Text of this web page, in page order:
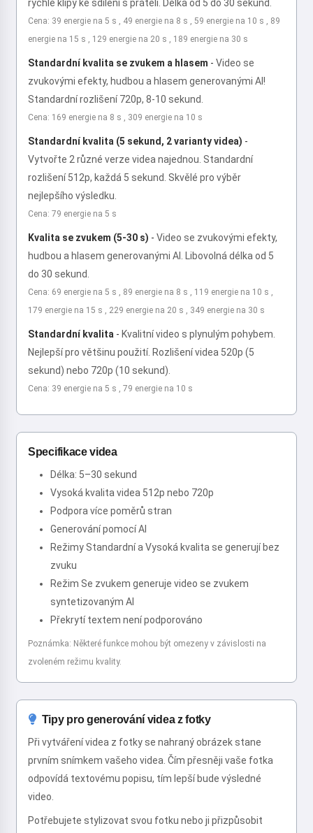
rychlé klipy ke sdílení s přáteli. Délka od 5 do 30 sekund.
Cena: 39 energie na 5 s , 49 energie na 8 s , 59 energie na 10 s , 89
energie na 15 s , 129 energie na 20 s , 189 energie na 30 s
Standardní kvalita se zvukem a hlasem - Video se
zvukovými efekty, hudbou a hlasem generovanými AI!
Standardní rozlišení 720p, 8-10 sekund.
Cena: 169 energie na 8 s , 309 energie na 10 s
Standardní kvalita (5 sekund, 2 varianty videa) -
Vytvořte 2 různé verze videa najednou. Standardní
rozlišení 512p, každá 5 sekund. Skvělé pro výběr
nejlepšího výsledku.
Cena: 79 energie na 5 s
Kvalita se zvukem (5-30 s) - Video se zvukovými efekty,
hudbou a hlasem generovanými AI. Libovolná délka od 5
do 30 sekund.
Cena: 69 energie na 5 s , 89 energie na 8 s , 119 energie na 10 s ,
179 energie na 15 s , 229 energie na 20 s , 349 energie na 30 s
Standardní kvalita - Kvalitní video s plynulým pohybem.
Nejlepší pro většinu použití. Rozlišení videa 520p (5
sekund) nebo 720p (10 sekund).
Cena: 39 energie na 5 s , 79 energie na 10 s
Specifikace videa
Délka: 5–30 sekund
Vysoká kvalita videa 512p nebo 720p
Podpora více poměrů stran
Generování pomocí AI
Režimy Standardní a Vysoká kvalita se generují bez
zvuku
Režim Se zvukem generuje video se zvukem
syntetizovaným AI
Překrytí textem není podporováno
Poznámka: Některé funkce mohou být omezeny v závislosti na
zvoleném režimu kvality.
Tipy pro generování videa z fotky
Při vytváření videa z fotky se nahraný obrázek stane
prvním snímkem vašeho videa. Čím přesněji vaše fotka
odpovídá textovému popisu, tím lepší bude výsledné
video.
Potřebujete stylizovat svou fotku nebo ji přizpůsobit